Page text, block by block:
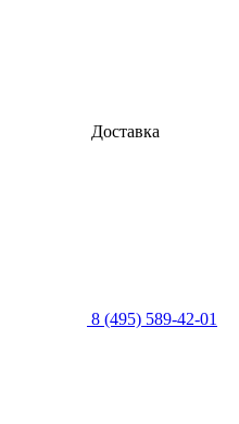
Доставка
8 (495) 589-42-01